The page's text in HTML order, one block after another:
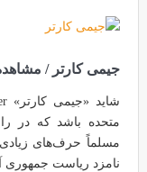
جیمی کارتر /
متحده باشد که در
مسلماً حرف‌های زیادی
نامزد ریاست جمهوری